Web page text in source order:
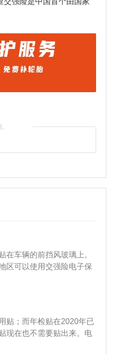
在车辆的前挡风玻璃上。
区可以使用交强险电子保
的交强险保单信息，再由
车船税发票。《中华人民
上道路行驶的机动车未放
，通知当事人提供保险标
以下罚款。当事人提供保
辆只要没有购买交强险，
贴；而年检贴在2020年已
现在也不需要贴出来。电
上出示电子检验凭证